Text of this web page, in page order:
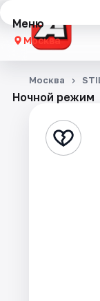
Меню
Москва
Концерты
Стендап
Ночной режим
Москва